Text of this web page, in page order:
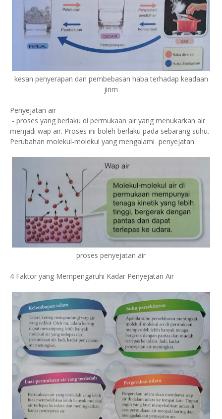
kesan penyerapan dan pembebasan haba terhadap keadaan
jirim
Penyejatan air
- proses yang berlaku di permukaan air yang menukarkan air
menjadi wap air. Proses ini boleh berlaku pada sebarang suhu.
Perubahan molekul-molekul yang mengalami penyejatan.
proses penyejatan air
4 Faktor yang Mempengaruhi Kadar Penyejatan Air